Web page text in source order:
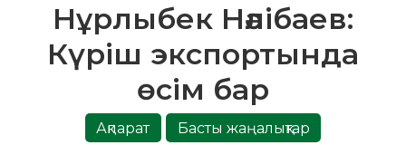
Нұрлыбек Нәлібаев:
Күріш экспортында
өсім бар
Ақпарат
Басты жаңалықтар